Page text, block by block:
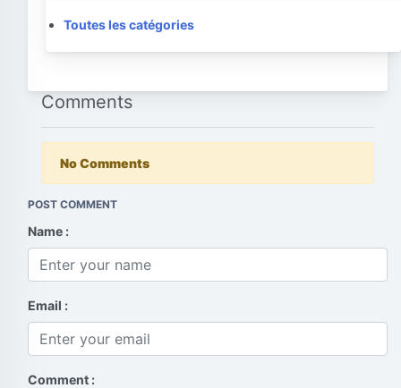
Toutes les catégories
Comments
No Comments
POST COMMENT
Name :
Email :
Comment :